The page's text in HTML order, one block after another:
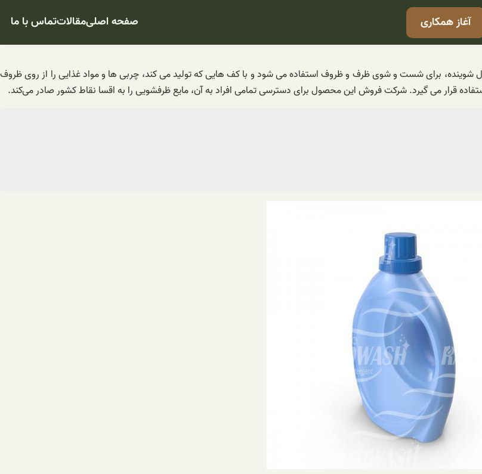
آغاز همکاری صفحه اصلیمقالاتتماس با ما
شوینده، برای شست و شوی ظرف و ظروف استفاده می شود و با کف هایی که تولید می کند، چربی ها و مواد غذایی را از روی ظروف
قرار می گیرد. شرکت فروش این محصول برای دسترسی تمامی افراد به آن، مایع ظرفشویی را به اقسا نقاط کشور صادر می‌کند.